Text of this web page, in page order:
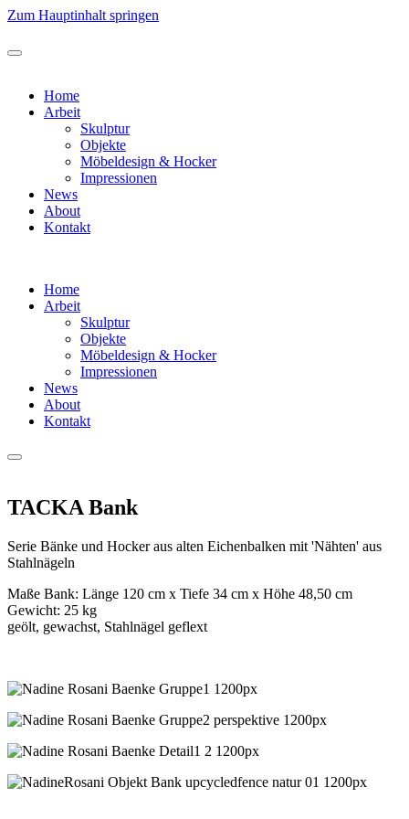
Zum Hauptinhalt springen
Home
Arbeit
Skulptur
Objekte
Möbeldesign & Hocker
Impressionen
News
About
Kontakt
Home
Arbeit
Skulptur
Objekte
Möbeldesign & Hocker
Impressionen
News
About
Kontakt
TACKA Bank
Serie Bänke und Hocker aus alten Eichenbalken mit 'Nähten' aus
Stahlnägeln
Maße Bank: Länge 120 cm x Tiefe 34 cm x Höhe 48,50 cm
Gewicht: 25 kg
geölt, gewachst, Stahlnägel geflext